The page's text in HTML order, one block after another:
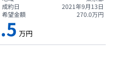
成約日
2021年9月13日
希望金額
270.0万円
万円